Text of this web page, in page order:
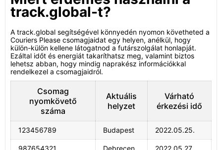
track.global-t?
A track.global segítségével könnyedén nyomon követheted a
Couriers Please csomagjaidat egy helyen, anélkül, hogy
külön-külön kellene látogatnod a futárszolgálat honlapját.
Ezáltal időt és energiát takaríthatsz meg, valamint biztos
lehetsz abban, hogy mindig naprakész információkkal
rendelkezel a csomagjaidról.
Csomag
nyomkövető
száma
Aktuális
helyzet
Várható
érkezési idő
123456789 Budapest 2022.05.25.
987654321 Debrecen 2022.05.27.